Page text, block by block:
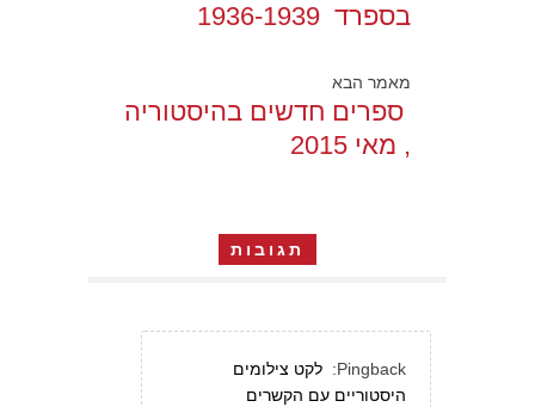
בספרד 1936-1939
מאמר הבא
ספרים חדשים בהיסטוריה
, מאי 2015
תגובות
Pingback:
לקט צילומים
היסטוריים עם הקשרים